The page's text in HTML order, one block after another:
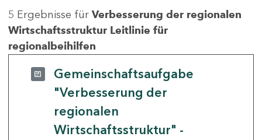
5 Ergebnisse für Verbesserung der regionalen
Wirtschaftsstruktur Leitlinie für
regionalbeihilfen
Gemeinschaftsaufgabe
"Verbesserung der
regionalen
Wirtschaftsstruktur" -